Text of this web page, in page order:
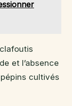
et l’absence
cultivés